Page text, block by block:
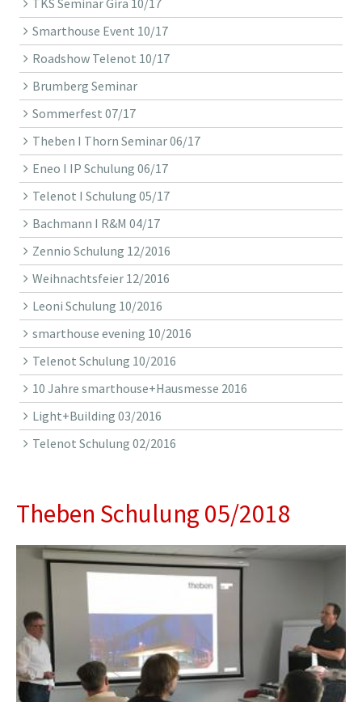
TKS Seminar Gira 10/17
Smarthouse Event 10/17
Roadshow Telenot 10/17
Brumberg Seminar
Sommerfest 07/17
Theben I Thorn Seminar 06/17
Eneo I IP Schulung 06/17
Telenot I Schulung 05/17
Bachmann I R&M 04/17
Zennio Schulung 12/2016
Weihnachtsfeier 12/2016
Leoni Schulung 10/2016
smarthouse evening 10/2016
Telenot Schulung 10/2016
10 Jahre smarthouse+Hausmesse 2016
Light+Building 03/2016
Telenot Schulung 02/2016
Theben Schulung 05/2018